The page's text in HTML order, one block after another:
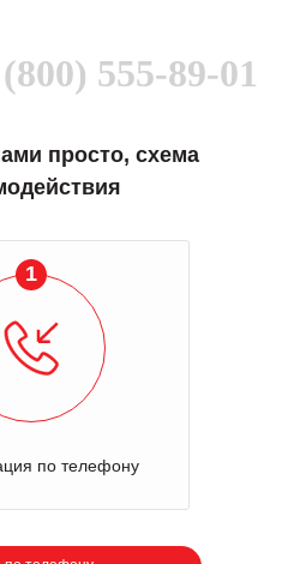
555-89-01
просто, схема
1
по телефону